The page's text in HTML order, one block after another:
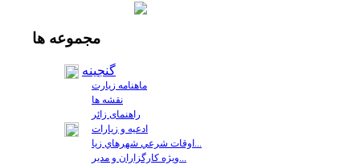
مجموعه ها
گنجینه
ماهنامه زیارت
نقشه ها
راهنمای زائر
ادعیه و زیارات